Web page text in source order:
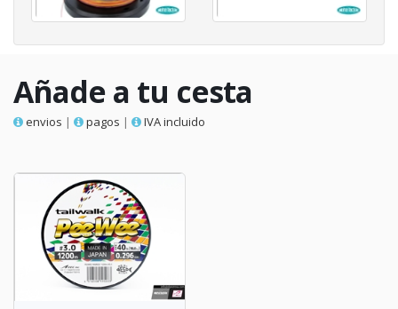
Añade a tu cesta
envios | pagos | IVA incluido